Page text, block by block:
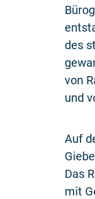
des
von
und
Auf
Das
mit